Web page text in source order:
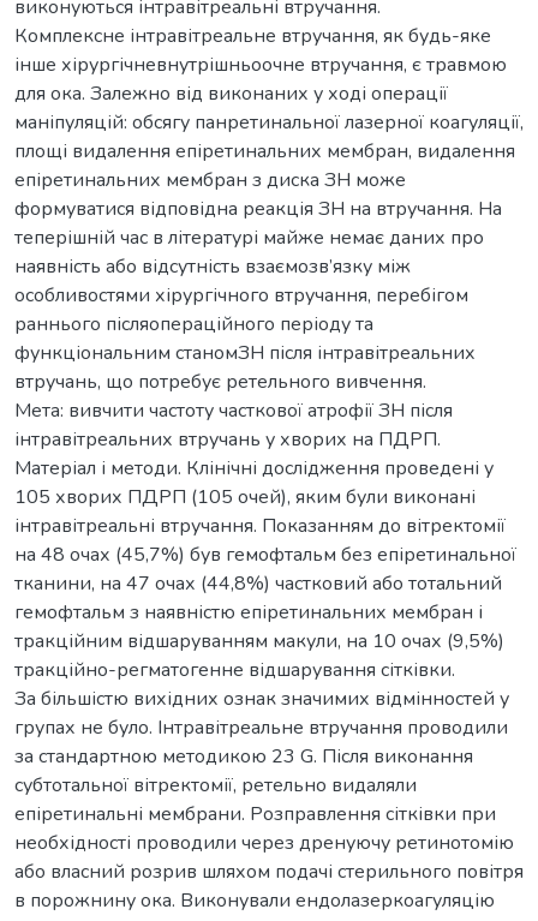
виконуються інтравітреальні втручання.
Комплексне інтравітреальне втручання, як будь-яке
інше хірургічневнутрішньоочне втручання, є травмою
для ока. Залежно від виконаних у ході операції
маніпуляцій: обсягу панретинальної лазерної коагуляції,
площі видалення епіретинальних мембран, видалення
епіретинальних мембран з диска ЗН може
формуватися відповідна реакція ЗН на втручання. На
теперішній час в літературі майже немає даних про
наявність або відсутність взаємозв’язку між
особливостями хірургічного втручання, перебігом
раннього післяопераційного періоду та
функціональним станомЗН після інтравітреальних
втручань, що потребує ретельного вивчення.
Мета: вивчити частоту часткової атрофії ЗН після
інтравітреальних втручань у хворих на ПДРП.
Матеріал і методи. Клінічні дослідження проведені у
105 хворих ПДРП (105 очей), яким були виконані
інтравітреальні втручання. Показанням до вітректомії
на 48 очах (45,7%) був гемофтальм без епіретинальної
тканини, на 47 очах (44,8%) частковий або тотальний
гемофтальм з наявністю епіретинальних мембран і
тракційним відшаруванням макули, на 10 очах (9,5%)
тракційно-регматогенне відшарування сітківки.
За більшістю вихідних ознак значимих відмінностей у
групах не було. Інтравітреальне втручання проводили
за стандартною методикою 23 G. Після виконання
субтотальної вітректомії, ретельно видаляли
епіретинальні мембрани. Розправлення сітківки при
необхідності проводили через дренуючу ретинотомію
або власний розрив шляхом подачі стерильного повітря
в порожнину ока. Виконували ендолазеркоагуляцію